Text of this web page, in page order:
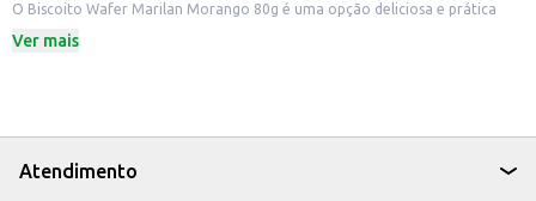
O Biscoito Wafer Marilan Morango 80g é uma opção deliciosa e prática
ou para revenda em pequenos comércios, como mercados e lanchonetes.
Pode ser oferecido em eventos e festas.
Com o Biscoito Wafer Marilan Morango, você garante um produto
saboroso e versátil para diversas ocasiões, agradando a todos os paladares.
Ver mais
Atendimento